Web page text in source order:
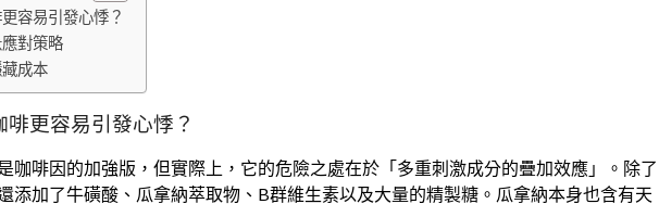
容易引發心悸？
對策略
成本
更容易引發心悸？
咖啡因的加強版，但實際上，它的危險之處在於「多重刺激成分的疊加效應」。除了
添加了牛磺酸、瓜拿納萃取物、B群維生素以及大量的精製糖。瓜拿納本身也含有天